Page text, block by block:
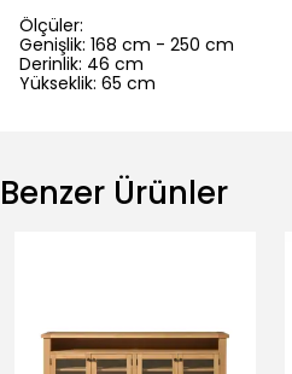
Ölçüler:
Genişlik: 168 cm - 250 cm
Derinlik: 46 cm
Yükseklik: 65 cm
Benzer Ürünler